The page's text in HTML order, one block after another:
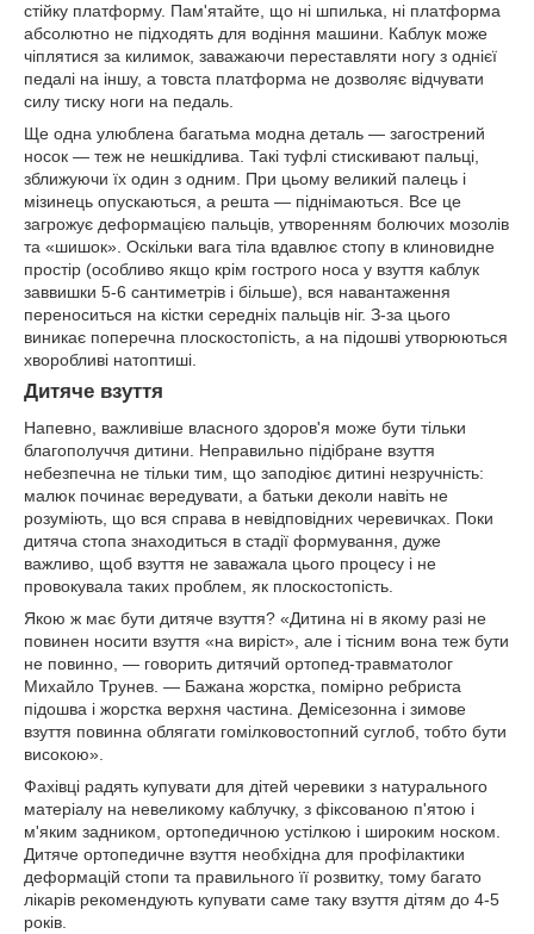
стійку платформу. Пам'ятайте, що ні шпилька, ні платформа
абсолютно не підходять для водіння машини. Каблук може
чіплятися за килимок, заважаючи переставляти ногу з однієї
педалі на іншу, а товста платформа не дозволяє відчувати
силу тиску ноги на педаль.
Ще одна улюблена багатьма модна деталь — загострений
носок — теж не нешкідлива. Такі туфлі стискивают пальці,
зближуючи їх один з одним. При цьому великий палець і
мізинець опускаються, а решта — піднімаються. Все це
загрожує деформацією пальців, утворенням болючих мозолів
та «шишок». Оскільки вага тіла вдавлює стопу в клиновидне
простір (особливо якщо крім гострого носа у взуття каблук
заввишки 5-6 сантиметрів і більше), вся навантаження
переноситься на кістки середніх пальців ніг. З-за цього
виникає поперечна плоскостопість, а на підошві утворюються
хворобливі натоптиші.
Дитяче взуття
Напевно, важливіше власного здоров'я може бути тільки
благополуччя дитини. Неправильно підібране взуття
небезпечна не тільки тим, що заподіює дитині незручність:
малюк починає вередувати, а батьки деколи навіть не
розуміють, що вся справа в невідповідних черевичках. Поки
дитяча стопа знаходиться в стадії формування, дуже
важливо, щоб взуття не заважала цього процесу і не
провокувала таких проблем, як плоскостопість.
Якою ж має бути дитяче взуття? «Дитина ні в якому разі не
повинен носити взуття «на виріст», але і тісним вона теж бути
не повинно, — говорить дитячий ортопед-травматолог
Михайло Трунев. — Бажана жорстка, помірно ребриста
підошва і жорстка верхня частина. Демісезонна і зимове
взуття повинна облягати гомілковостопний суглоб, тобто бути
високою».
Фахівці радять купувати для дітей черевики з натурального
матеріалу на невеликому каблучку, з фіксованою п'ятою і
м'яким задником, ортопедичною устілкою і широким носком.
Дитяче ортопедичне взуття необхідна для профілактики
деформацій стопи та правильного її розвитку, тому багато
лікарів рекомендують купувати саме таку взуття дітям до 4-5
років.